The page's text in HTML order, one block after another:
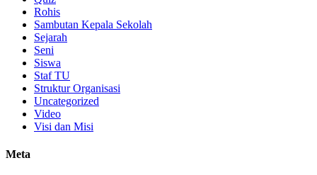
Rohis
Sambutan Kepala Sekolah
Sejarah
Seni
Siswa
Staf TU
Struktur Organisasi
Uncategorized
Video
Visi dan Misi
Meta